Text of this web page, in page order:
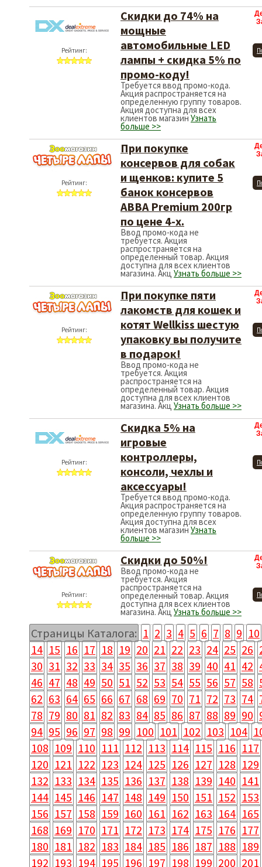
Рейтинг:
Скидки до 74% на
мощные
автомобильные LED
лампы + скидка 5% по
промо-коду!
Требуется ввод промо-кода.
Акция распространяется на
определенную группу товаров.
Акция доступна для всех
клиентов магазин Узнать
больше >>
Рейтинг:
При покупке
консервов для собак
и щенков: купите 5
банок консервов
ABBA Premium 200гр
по цене 4-х.
Ввод промо-кода не
требуется. Акция
распространяется на
определенный товар. Акция
доступна для всех клиентов
магазина. Акц Узнать больше >>
Рейтинг:
При покупке пяти
лакомств для кошек и
котят Wellkiss шестую
упаковку вы получите
в подарок!
Ввод промо-кода не
требуется. Акция
распространяется на
определенный товар. Акция
доступна для всех клиентов
магазина. Акц Узнать больше >>
Рейтинг:
Скидка 5% на
игровые
контроллеры,
консоли, чехлы и
аксессуары!
Требуется ввод промо-кода.
Акция распространяется на
определенную группу товаров.
Акция доступна для всех
клиентов магазин Узнать
больше >>
Рейтинг:
Скидки до 50%!
Ввод промо-кода не
требуется. Акция
распространяется на
определенный товар. Акция
доступна для всех клиентов
магазина. Акц Узнать больше >>
Страницы Каталога: 1 2 3 4 5 6 7 8 9 10
14 15 16 17 18 19 20 21 22 23 24 25 26
30 31 32 33 34 35 36 37 38 39 40 41 42
46 47 48 49 50 51 52 53 54 55 56 57 58
62 63 64 65 66 67 68 69 70 71 72 73 74
78 79 80 81 82 83 84 85 86 87 88 89 90
94 95 96 97 98 99 100 101 102 103 104
108 109 110 111 112 113 114 115 116 117
120 121 122 123 124 125 126 127 128 129
132 133 134 135 136 137 138 139 140 141
144 145 146 147 148 149 150 151 152 153
156 157 158 159 160 161 162 163 164 165
168 169 170 171 172 173 174 175 176 177
180 181 182 183 184 185 186 187 188 189
192 193 194 195 196 197 198 199 200 201